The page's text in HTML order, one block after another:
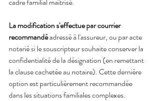
La modification s'effectue par courrier
recommandé adressé à l'assureur, ou par acte
notarié si le souscripteur souhaite conserver la
confidentialité de la désignation (en remettant
la clause cachetée au notaire). Cette dernière
option est particulièrement recommandée
dans les situations familiales complexes.